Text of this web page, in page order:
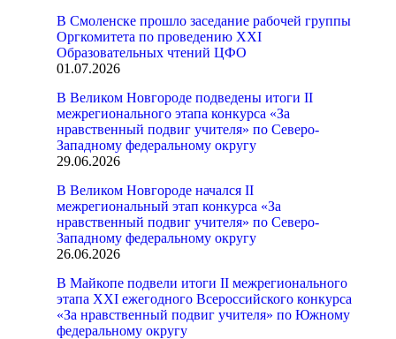
В Смоленске прошло заседание рабочей группы
Оргкомитета по проведению XXI
Образовательных чтений ЦФО
01.07.2026
В Великом Новгороде подведены итоги II
межрегионального этапа конкурса «За
нравственный подвиг учителя» по Северо-
Западному федеральному округу
29.06.2026
В Великом Новгороде начался II
межрегиональный этап конкурса «За
нравственный подвиг учителя» по Северо-
Западному федеральному округу
26.06.2026
В Майкопе подвели итоги II межрегионального
этапа XXI ежегодного Всероссийского конкурса
«За нравственный подвиг учителя» по Южному
федеральному округу